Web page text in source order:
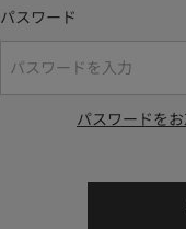
パスワード
パスワードを